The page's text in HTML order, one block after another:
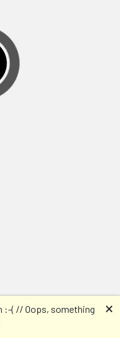
:-( // Oops, something
🗙